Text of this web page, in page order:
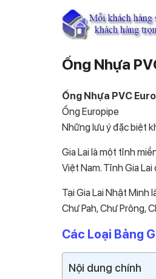
Ống Nhựa
Ống Nhựa PVC
Ống Europipe
Những lưu ý đặc biệt
Gia Lai là một tỉnh
Việt Nam. Tỉnh Gia
Tại Gia Lai Nhật Minh
Chư Pah, Chư Prông,
Các Loại Bảng
Nội dung chính